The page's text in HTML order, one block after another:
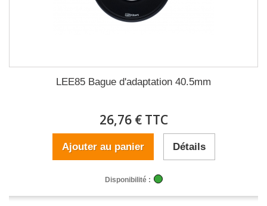
LEE85 Bague d'adaptation 40.5mm
26,76 € TTC
Ajouter au panier Détails
Disponibilité :